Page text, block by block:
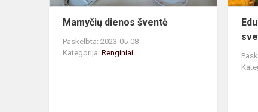
Mamyčių dienos šventė
Paskelbta: 2023-05-08
Kategorija: Renginiai